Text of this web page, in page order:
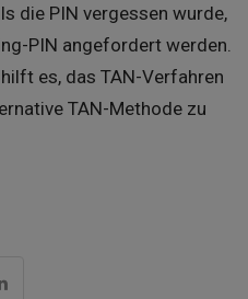
die PIN vergessen wurde,
PIN angefordert werden.
es, das TAN-Verfahren
TAN-Methode zu